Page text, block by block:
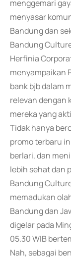
menggemari
menyasar
Bandung dan
Bandung
Herfinia
menyampaikan
bank bjb dalam
relevan dengan
mereka yang
Tidak hanya
promo terbaru
berlari, dan
lebih sehat dan
Bandung
memadukan
Bandung dan
digelar pada
05.30 WIB
Nah, sebagai